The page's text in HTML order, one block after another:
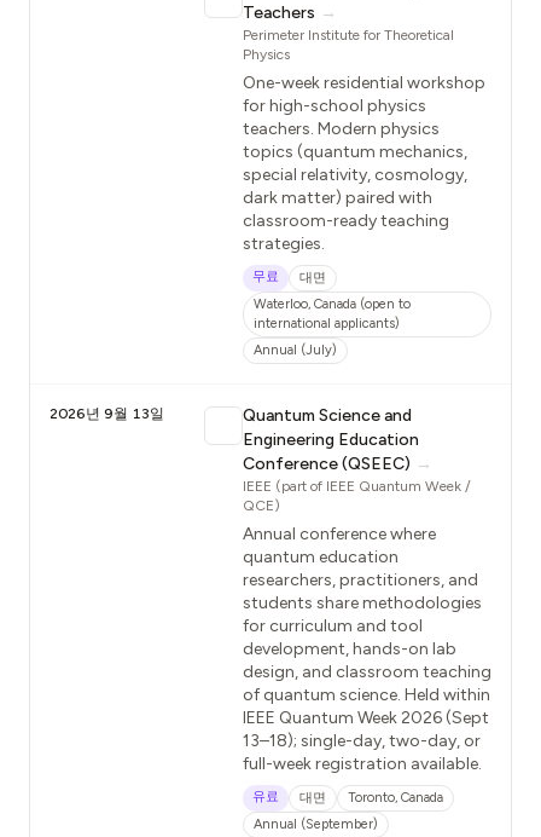
Teachers →
Perimeter Institute for Theoretical
Physics
One-week residential workshop
for high-school physics
teachers. Modern physics
topics (quantum mechanics,
special relativity, cosmology,
dark matter) paired with
classroom-ready teaching
strategies.
무료
대면
Waterloo, Canada (open to
international applicants)
Annual (July)
2026년 9월 13일
Quantum Science and
Engineering Education
Conference (QSEEC) →
IEEE (part of IEEE Quantum Week /
QCE)
Annual conference where
quantum education
researchers, practitioners, and
students share methodologies
for curriculum and tool
development, hands-on lab
design, and classroom teaching
of quantum science. Held within
IEEE Quantum Week 2026 (Sept
13–18); single-day, two-day, or
full-week registration available.
유료 대면
Toronto, Canada
Annual (September)